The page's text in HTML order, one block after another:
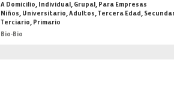
A Domicilio, Individual, Grupal, Para Empresas
Niños, Universitario, Adultos, Tercera Edad,
Terciario, Primario
Bio-Bio